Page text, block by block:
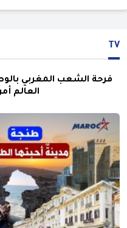
TV
فرحة الشعب المغربي
العالم